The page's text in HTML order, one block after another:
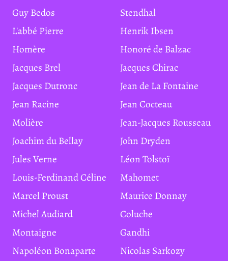
Guy Bedos
Stendhal
L'abbé Pierre
Henrik Ibsen
Homère
Honoré de Balzac
Jacques Brel
Jacques Chirac
Jacques Dutronc
Jean de La Fontaine
Jean Racine
Jean Cocteau
Molière
Jean-Jacques Rousseau
Joachim du Bellay
John Dryden
Jules Verne
Léon Tolstoï
Louis-Ferdinand Céline
Mahomet
Marcel Proust
Maurice Donnay
Michel Audiard
Coluche
Montaigne
Gandhi
Napoléon Bonaparte
Nicolas Sarkozy